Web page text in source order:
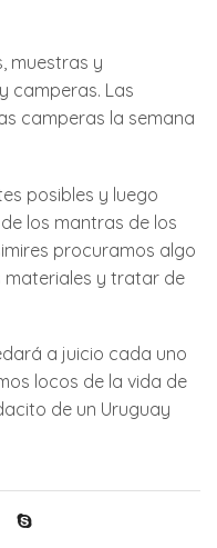
muestras y
camperas. Las
camperas la semana
posibles y luego
los mantras de los
procuramos algo
materiales y tratar de
a juicio cada uno
locos de la vida de
de un Uruguay